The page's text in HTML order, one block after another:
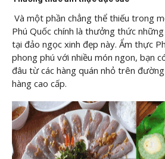
Và một phần chẳng thể thiếu trong
Phú Quốc chính là thưởng thức
tại đảo ngọc xinh đẹp này. Ẩm thực
phong phú với nhiều món ngon, bạn
đâu từ các hàng quán nhỏ trên
hàng cao cấp.